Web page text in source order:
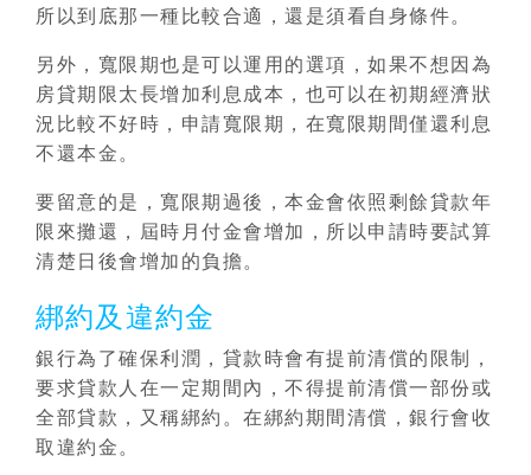
所以到底那一種比較合適，還是須看自身條件。
另外，寬限期也是可以運用的選項，如果不想因為
房貸期限太長增加利息成本，也可以在初期經濟狀
況比較不好時，申請寬限期，在寬限期間僅還利息
不還本金。
要留意的是，寬限期過後，本金會依照剩餘貸款年
限來攤還，屆時月付金會增加，所以申請時要試算
清楚日後會增加的負擔。
綁約及違約金
銀行為了確保利潤，貸款時會有提前清償的限制，
要求貸款人在一定期間內，不得提前清償一部份或
全部貸款 ，又稱綁約。在綁約期間清償，銀行會收
取違約金。